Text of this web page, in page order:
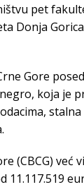
pet
Donja
Gore
koja je
(CBCG)
11.117.519